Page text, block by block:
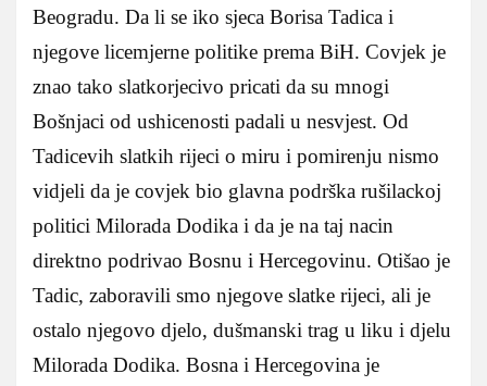
Beogradu. Da li se iko sjeca Borisa Tadica i
njegove licemjerne politike prema BiH. Covjek je
znao tako slatkorjecivo pricati da su mnogi
Bošnjaci od ushicenosti padali u nesvjest. Od
Tadicevih slatkih rijeci o miru i pomirenju nismo
vidjeli da je covjek bio glavna podrška rušilackoj
politici Milorada Dodika i da je na taj nacin
direktno podrivao Bosnu i Hercegovinu. Otišao je
Tadic, zaboravili smo njegove slatke rijeci, ali je
ostalo njegovo djelo, dušmanski trag u liku i djelu
Milorada Dodika. Bosna i Hercegovina je